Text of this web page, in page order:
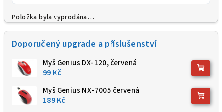
Položka byla vyprodána…
Doporučený upgrade a příslušenství
Myš Genius DX-120, červená
99 Kč
Myš Genius NX-7005 červená
189 Kč